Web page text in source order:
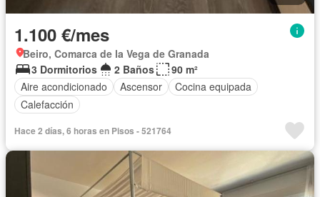
1.100 €/mes
Beiro, Comarca de la Vega de Granada
3 Dormitorios
2 Baños
90 m²
Aire acondicionado
Ascensor
Cocina equipada
Calefacción
Hace 2 días, 6 horas en Pisos - 521764